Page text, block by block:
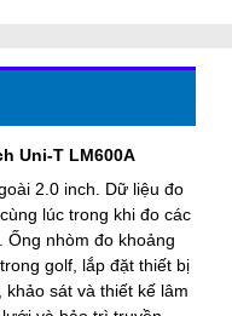
Uni-T LM600A
2.0 inch. Dữ liệu đo
lúc trong khi đo các
Ống nhòm đo khoảng
golf, lắp đặt thiết bị
sát và thiết kế lâm